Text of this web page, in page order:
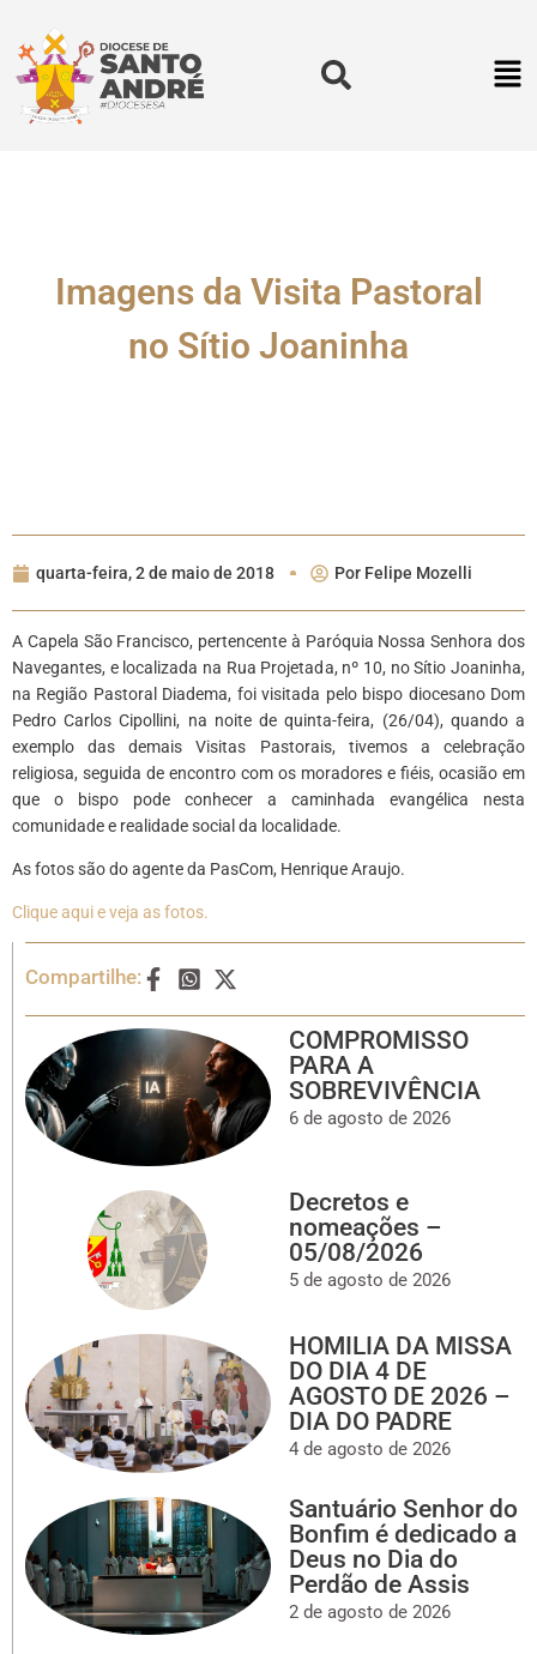
Imagens da Visita Pastoral
no Sítio Joaninha
quarta-feira, 2 de maio de 2018 Por Felipe Mozelli
A Capela São Francisco, pertencente à Paróquia Nossa Senhora dos
Navegantes, e localizada na Rua Projetada, nº 10, no Sítio Joaninha,
na Região Pastoral Diadema, foi visitada pelo bispo diocesano Dom
Pedro Carlos Cipollini, na noite de quinta-feira, (26/04), quando a
exemplo das demais Visitas Pastorais, tivemos a celebração
religiosa, seguida de encontro com os moradores e fiéis, ocasião em
que o bispo pode conhecer a caminhada evangélica nesta
comunidade e realidade social da localidade.
As fotos são do agente da PasCom, Henrique Araujo.
Clique aqui e veja as fotos.
Compartilhe:
COMPROMISSO
PARA A
SOBREVIVÊNCIA
6 de agosto de 2026
Decretos e
nomeações –
05/08/2026
5 de agosto de 2026
HOMILIA DA MISSA
DO DIA 4 DE
AGOSTO DE 2026 –
DIA DO PADRE
4 de agosto de 2026
Santuário Senhor do
Bonfim é dedicado a
Deus no Dia do
Perdão de Assis
2 de agosto de 2026